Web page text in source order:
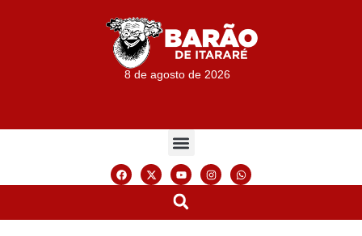
8 de agosto de 2026